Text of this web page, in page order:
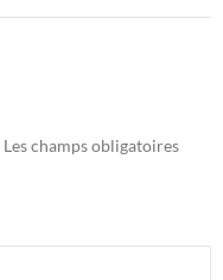
Les champs obligatoires